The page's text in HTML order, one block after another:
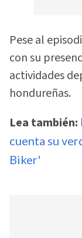
Pese al
con su
actividades
hondureñas.
Lea también:
cuenta su
Biker'